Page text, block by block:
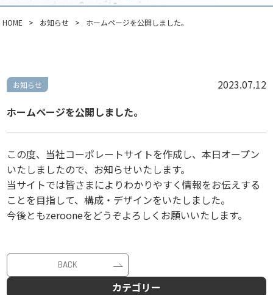
HOME > お知らせ > ホームページを公開しました。
お知らせ
2023.07.12
ホームページを公開しました。
この度、当社コーポレートサイトを作成し、本日オープン
いたしましたので、お知らせいたします。
当サイトでは皆さまによりわかりやすく情報をお伝えする
ことを目指して、構成・デザインをいたしました。
今後ともzerooneをどうぞよろしくお願いいたします。
BACK
カテゴリー